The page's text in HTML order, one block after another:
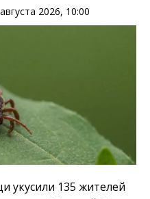
2026, 10:00
укусили 135 жителей